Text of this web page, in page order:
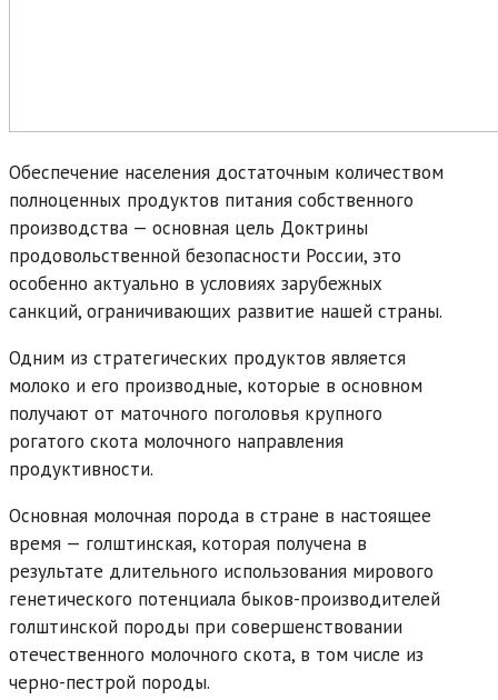
Обеспечение населения достаточным количеством
полноценных продуктов питания собственного
производства — основная цель Доктрины
продовольственной безопасности России, это
особенно актуально в условиях зарубежных
санкций, ограничивающих развитие нашей страны.
Одним из стратегических продуктов является
молоко и его производные, которые в основном
получают от маточного поголовья крупного
рогатого скота молочного направления
продуктивности.
Основная молочная порода в стране в настоящее
время — голштинская, которая получена в
результате длительного использования мирового
генетического потенциала быков-производителей
голштинской породы при совершенствовании
отечественного молочного скота, в том числе из
черно-пестрой породы.